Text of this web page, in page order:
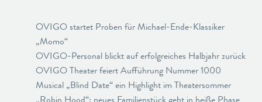
OVIGO startet Proben für Michael-Ende-Klassiker
„Momo“
OVIGO-Personal blickt auf erfolgreiches Halbjahr zurück
OVIGO Theater feiert Aufführung Nummer 1000
Musical „Blind Date“ ein Highlight im Theatersommer